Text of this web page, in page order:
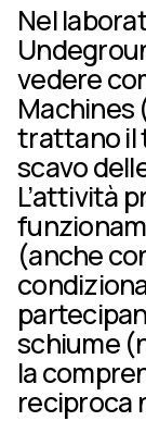
Nel
vedere
Machines
trattano il
scavo
L’attività
(anche
schiume
la
reciproca